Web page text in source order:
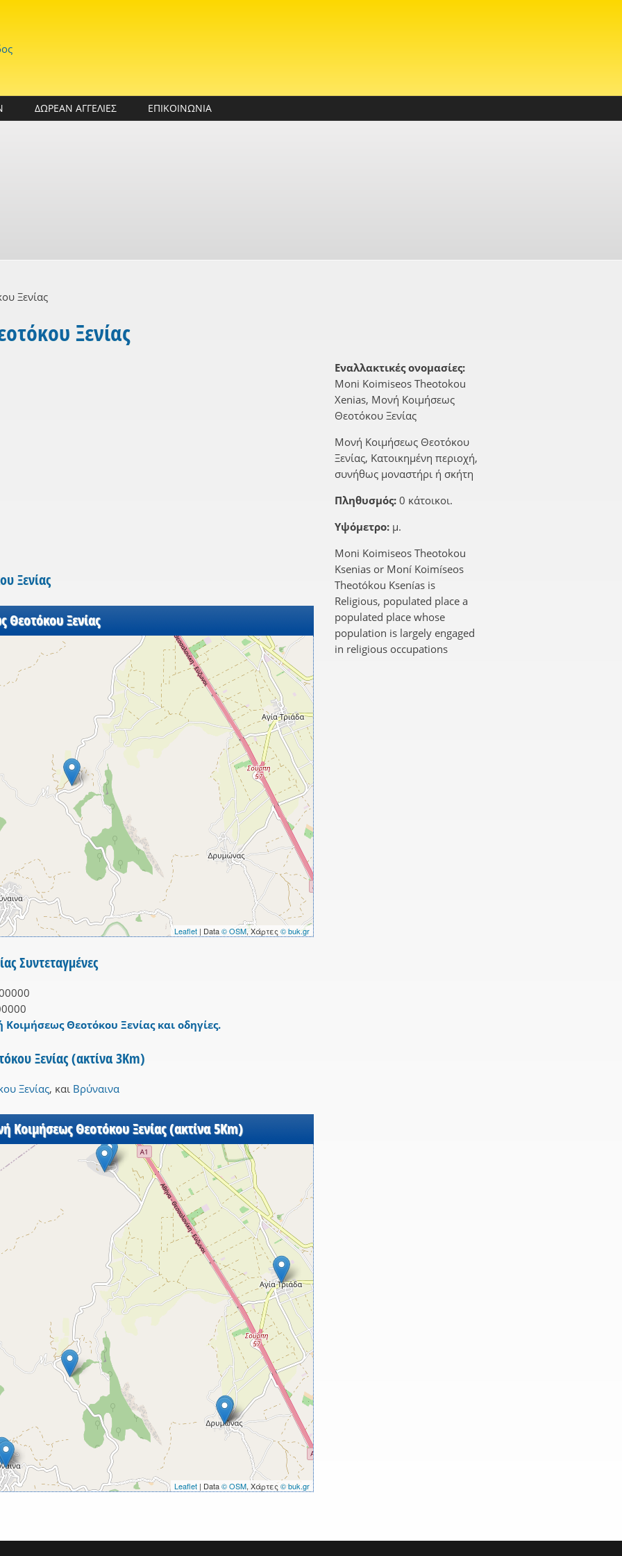
ΔΩΡΕΑΝ ΑΓΓΕΛΙΕΣ ΕΠΙΚΟΙΝΩΝΙΑ
Ξενίας
Ξενίας
Ξενίας
Ξενίας
Leaflet| Data© OSM, Χάρτες © buk.gr
Συντεταγμένες
Θεοτόκου Ξενίας και οδηγίες.
Ξενίας (ακτίνα 3Km)
Ξενίας, και Βρύναινα
Κοιμήσεως Θεοτόκου Ξενίας (ακτίνα 5Km)
Leaflet| Data© OSM, Χάρτες© buk.gr
Εναλλακτικές ονομασίες:
Moni Koimiseos Theotokou
Xenias, Μονή Κοιμήσεως
Θεοτόκου Ξενίας
Μονή Κοιμήσεως Θεοτόκου
Ξενίας, Κατοικημένη περιοχή,
συνήθως μοναστήρι ή σκήτη
Πληθυσμός: 0 κάτοικοι.
Υψόμετρο: μ.
Moni Koimiseos Theotokou
Ksenias or Moní Koimíseos
Theotókou Ksenías is
Religious, populated place a
populated place whose
population is largely engaged
in religious occupations